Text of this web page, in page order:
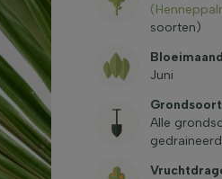
soorten)
Juni
Grondsoort
Alle